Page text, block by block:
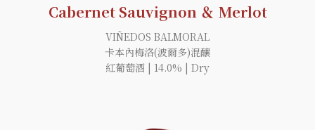
Cabernet Sauvignon ＆ Merlot
VIÑEDOS BALMORAL
卡本內梅洛(波爾多)混釀
紅葡萄酒 | 14.0% | Dry